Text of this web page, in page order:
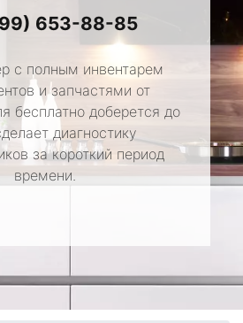
653-88-85
с полным инвентарем
и запчастями от
бесплатно доберется до
диагностику
за короткий период
времени.